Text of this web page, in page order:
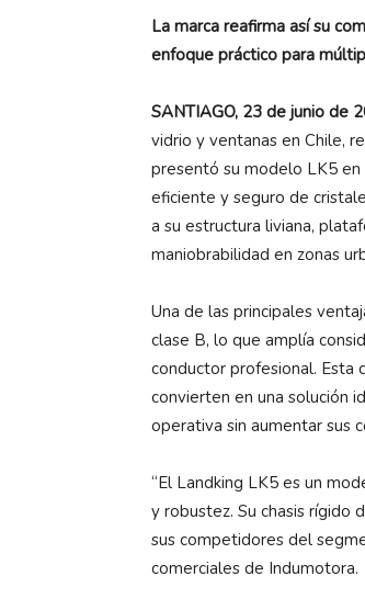
La marca reafirma así su
enfoque práctico para
SANTIAGO, 23 de junio de
vidrio y ventanas en Chile,
presentó su modelo LK5
eficiente y seguro de
a su estructura liviana,
maniobrabilidad en zonas
Una de las principales
clase B, lo que amplía
conductor profesional. Esta
convierten en una solución
operativa sin aumentar sus
“El Landking LK5 es un
y robustez. Su chasis
sus competidores del
comerciales de Indumotora.